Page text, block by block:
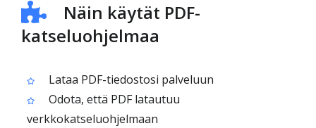
Näin käytät PDF-
katseluohjelmaa
Lataa PDF-tiedostosi palveluun
Odota, että PDF latautuu
verkkokatseluohjelmaan